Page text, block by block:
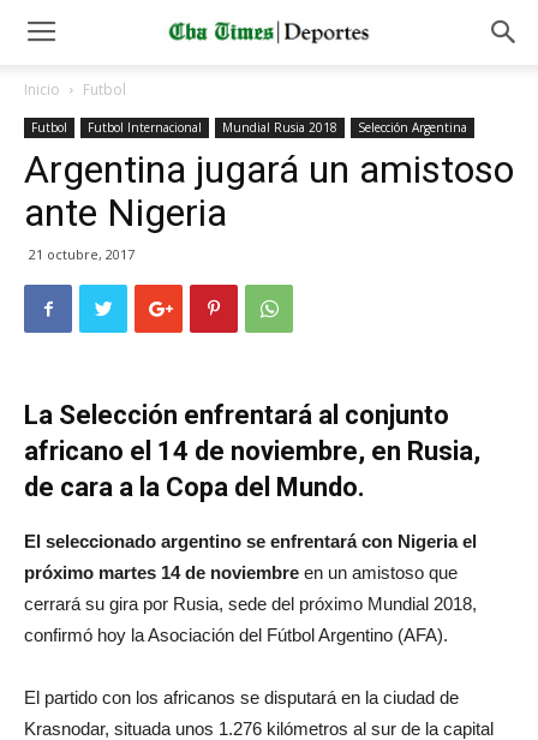
Inicio Futbol
Futbol Futbol Internacional Mundial Rusia 2018 Selección Argentina
Argentina jugará un amistoso
ante Nigeria
21 octubre, 2017
La Selección enfrentará al conjunto
africano el 14 de noviembre, en Rusia,
de cara a la Copa del Mundo.
El seleccionado argentino se enfrentará con Nigeria el
próximo martes 14 de noviembre en un amistoso que
cerrará su gira por Rusia, sede del próximo Mundial 2018,
confirmó hoy la Asociación del Fútbol Argentino (AFA).
El partido con los africanos se disputará en la ciudad de
Krasnodar, situada unos 1.276 kilómetros al sur de la capital